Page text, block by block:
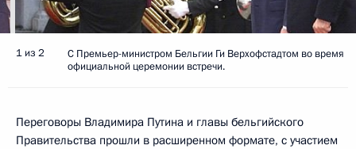
1 из 2
С Премьер-министром Бельгии Ги Верхофстадтом во время
официальной церемонии встречи.
Переговоры Владимира Путина и главы бельгийского
Правительства прошли в расширенном формате, с участием